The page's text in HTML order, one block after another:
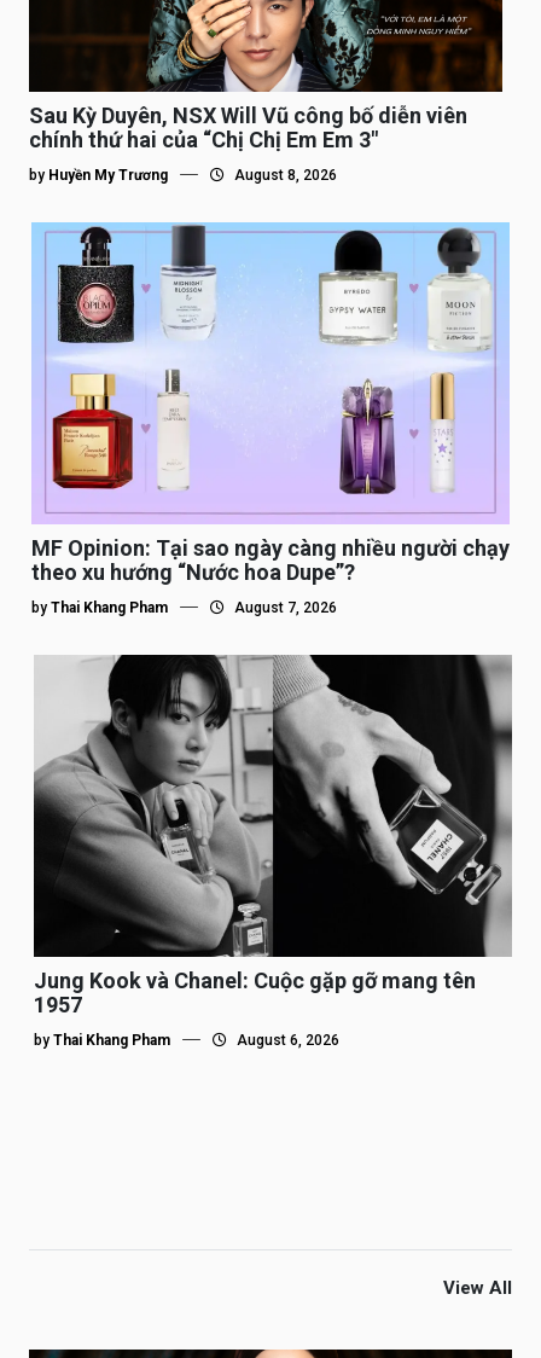
Sau Kỳ Duyên, NSX Will Vũ công bố diễn viên
chính thứ hai của “Chị Chị Em Em 3″
by Huyền My Trương August 8, 2026
MF Opinion: Tại sao ngày càng nhiều người chạy
theo xu hướng “Nước hoa Dupe”?
by Thai Khang Pham August 7, 2026
Jung Kook và Chanel: Cuộc gặp gỡ mang tên
1957
by Thai Khang Pham August 6, 2026
View All